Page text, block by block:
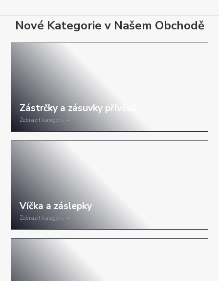
Nové Kategorie v Našem Obchodě
Zobrazit kategorii
Zobrazit kategorii